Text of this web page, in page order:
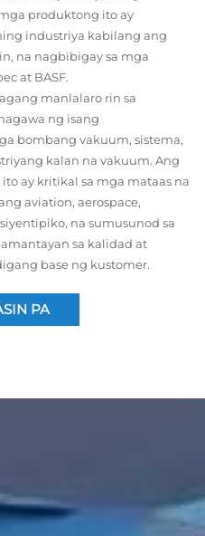
produktong ito ay
industriya kabilang ang
na nagbibigay sa mga
at BASF.
manlalaro rin sa
ng isang
bombang vakuum, sistema,
kalan na vakuum. Ang
ay kritikal sa mga mataas na
aviation, aerospace,
na sumusunod sa
sa kalidad at
base ng kustomer.
PA